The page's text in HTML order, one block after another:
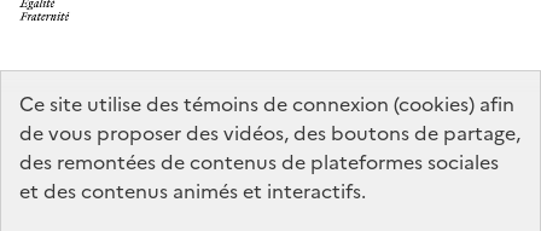
Ce site utilise des témoins de connexion (cookies) afin
de vous proposer des vidéos, des boutons de partage,
des remontées de contenus de plateformes sociales
et des contenus animés et interactifs.
data.gouv.fr legifrance.gouv.fr
info.gouv.fr
service-public.gouv.fr